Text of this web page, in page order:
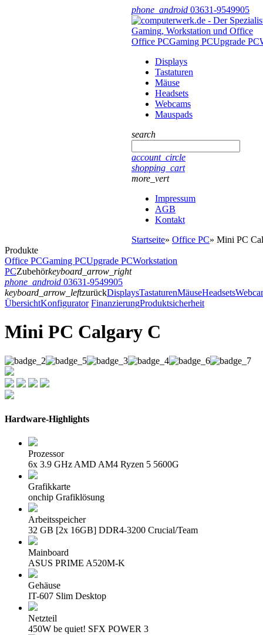
phone_android 03631-9549905
Office PCGaming PCUpgrade PC
Displays
Tastaturen
Mäuse
Headsets
Webcams
Mauspads
search
account_circle
shopping_cart
more_vert
Impressum
AGB
Kontakt
Startseite» Office PC» Mini PC
Produkte
Office PCGaming PCUpgrade PCWorkstation
PCZubehörkeyboard_arrow_right
phone_android 03631-9549905
keyboard_arrow_leftzurückDisplaysTastaturenMäuseHeadsets
ÜbersichtKonfigurator FinanzierungProduktsicherheit
Mini PC Calgary C
Hardware-Highlights
Prozessor
6x 3.9 GHz AMD AM4 Ryzen 5 5600G
Grafikkarte
onchip Grafiklösung
Arbeitsspeicher
32 GB [2x 16GB] DDR4-3200 Crucial/Team
Mainboard
ASUS PRIME A520M-K
Gehäuse
IT-607 Slim Desktop
Netzteil
450W be quiet! SFX POWER 3